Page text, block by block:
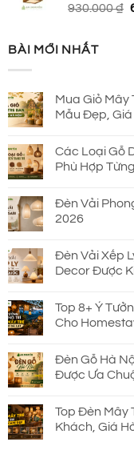
930.000₫
BÀI MỚI NHẤT
Mua Giỏ Mây
Mẫu Đẹp, Giá
Các Loại Gỗ
Phù Hợp
Đèn Vải
2026
Đèn Vải Xếp
Decor Được
Top 8+ Ý
Cho
Đèn Gỗ Hà
Được Ưa
Top Đèn Mây
Khách, Giá